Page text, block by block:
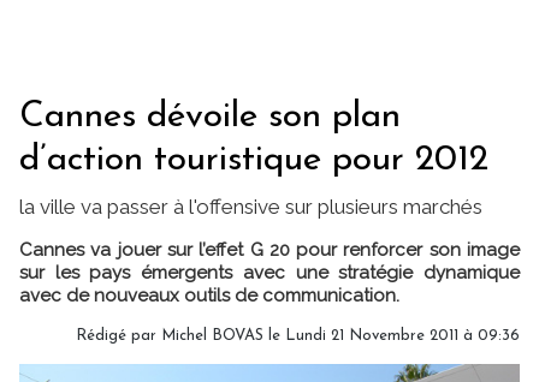
Cannes dévoile son plan
d’action touristique pour 2012
la ville va passer à l'offensive sur plusieurs marchés
Cannes va jouer sur l’effet G 20 pour renforcer son image
sur les pays émergents avec une stratégie dynamique
avec de nouveaux outils de communication.
Rédigé par Michel BOVAS le Lundi 21 Novembre 2011 à 09:36